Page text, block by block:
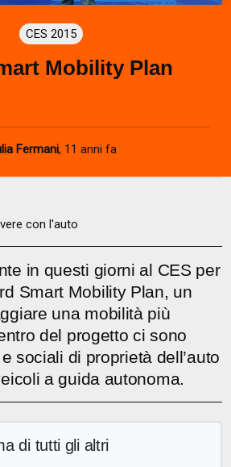
CES 2015
Mobility Plan
Fermani, 11 anni fa
con l'auto
in questi giorni al CES per
Smart Mobility Plan, un
una mobilità più
del progetto ci sono
sociali di proprietà dell’auto
a guida autonoma.
di tutti gli altri